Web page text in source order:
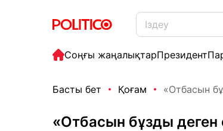
Соңғы жаңалықтарПрезидент
Басты бет Қоғам «Отбасын
«Отбасын бұзды деген